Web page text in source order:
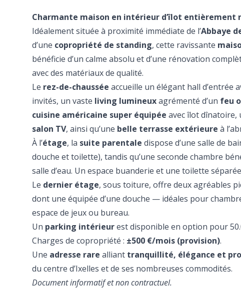
Charmante maison en intérieur d’îlot entièrement
Idéalement située à proximité immédiate de l’Abbaye
d’une copropriété de standing, cette ravissante
bénéficie d’un calme absolu et d’une rénovation
avec des matériaux de qualité.
Le rez-de-chaussée accueille un élégant hall d’entrée
invités, un vaste living lumineuxagrémenté d’un feu
cuisine américaine super équipée avec îlot dînatoire,
salon TV, ainsi qu’une belle terrasse extérieure à
À l’étage, la suite parentale dispose d’une salle de
douche et toilette), tandis qu’une seconde chambre
salle d’eau. Un espace buanderie et une toilette
Le dernier étage, sous toiture, offre deux agréables
dont une équipée d’une douche — idéales pour
espace de jeux ou bureau.
Un parking intérieurest disponible en option pour
Charges de copropriété : ±500 €/mois (provision).
Une adresse rare alliant tranquillité, élégance et
du centre d’Ixelles et de ses nombreuses commodités.
Document informatif et non contractuel.